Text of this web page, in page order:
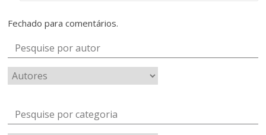
Fechado para comentários.
Pesquise por autor
Pesquise por categoria